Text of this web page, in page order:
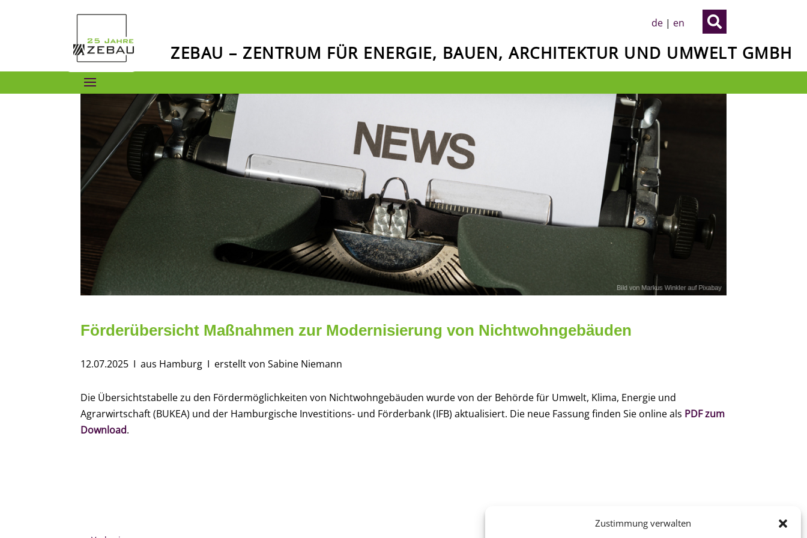
Zustimmung verwalten

de| en
ZEBAU – ZENTRUM FÜR ENERGIE, BAUEN, ARCHITEKTUR UND UMWELT GMBH
Förderübersicht Maßnahmen zur Modernisierung von Nichtwohngebäuden
12.07.2025 I aus Hamburg I erstellt von Sabine Niemann
Die Übersichtstabelle zu den Fördermöglichkeiten von Nichtwohngebäuden wurde von der Behörde für Umwelt, Klima, Energie und
Agrarwirtschaft (BUKEA) und der Hamburgische Investitions- und Förderbank (IFB) aktualisiert. Die neue Fassung finden Sie online als PDF zum
Download.